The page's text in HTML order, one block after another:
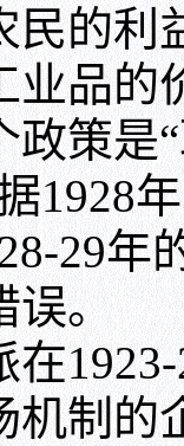
民的利
业品的
策是
1928
29年
。
机制的